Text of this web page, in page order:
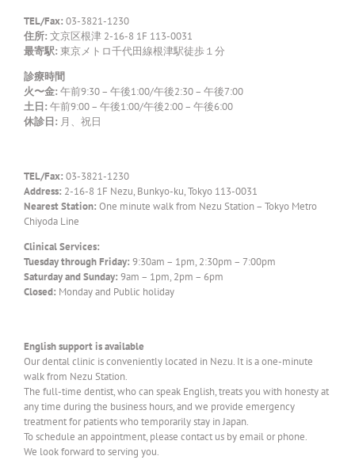
TEL/Fax: 03-3821-1230
住所: 文京区根津 2-16-8 1F 113-0031
最寄駅: 東京メトロ千代田線根津駅徒歩１分
診療時間
火〜金: 午前9:30 – 午後1:00/午後2:30 – 午後7:00
土日: 午前9:00 – 午後1:00/午後2:00 – 午後6:00
休診日: 月、祝日
TEL/Fax: 03-3821-1230
Address: 2-16-8 1F Nezu, Bunkyo-ku, Tokyo 113-0031
Nearest Station: One minute walk from Nezu Station – Tokyo Metro
Chiyoda Line
Clinical Services:
Tuesday through Friday: 9:30am – 1pm, 2:30pm – 7:00pm
Saturday and Sunday: 9am – 1pm, 2pm – 6pm
Closed: Monday and Public holiday
English support is available
Our dental clinic is conveniently located in Nezu. It is a one-minute
walk from Nezu Station.
The full-time dentist, who can speak English, treats you with honesty at
any time during the business hours, and we provide emergency
treatment for patients who temporarily stay in Japan.
To schedule an appointment, please contact us by email or phone.
We look forward to serving you.